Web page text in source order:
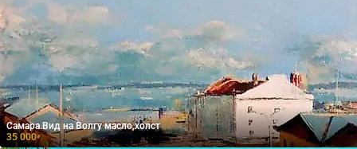
Самара.Вид на Волгу масло,холст
35 000₽